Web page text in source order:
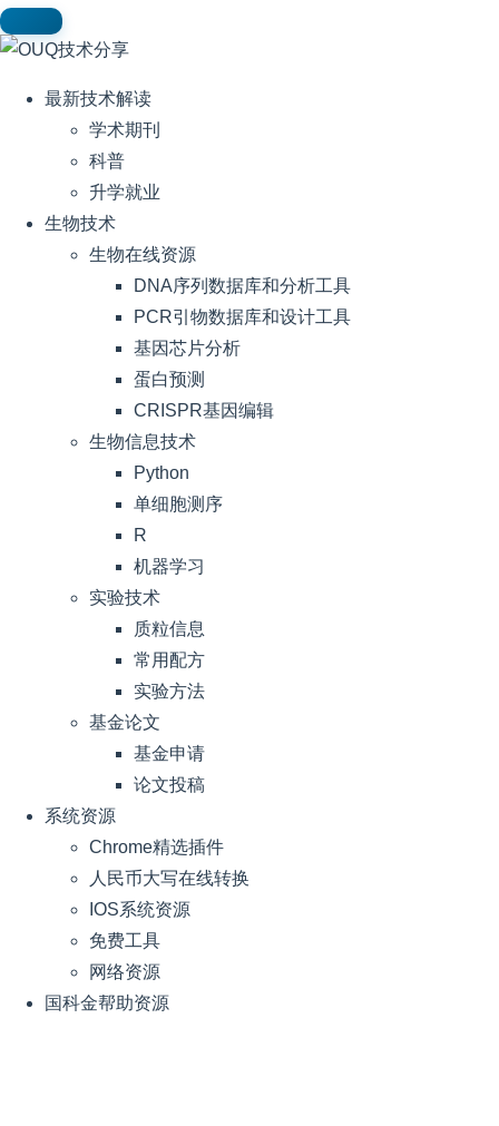
最新技术解读
学术期刊
科普
升学就业
生物技术
生物在线资源
DNA序列数据库和分析工具
PCR引物数据库和设计工具
基因芯片分析
蛋白预测
CRISPR基因编辑
生物信息技术
Python
单细胞测序
R
机器学习
实验技术
质粒信息
常用配方
实验方法
基金论文
基金申请
论文投稿
系统资源
Chrome精选插件
人民币大写在线转换
IOS系统资源
免费工具
网络资源
国科金帮助资源